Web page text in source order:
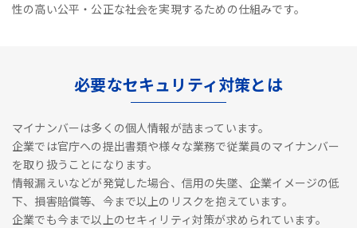
性の高い公平・公正な社会を実現するための仕組みです。
必要なセキュリティ対策とは
マイナンバーは多くの個人情報が詰まっています。
企業では官庁への提出書類や様々な業務で従業員のマイナンバー
を取り扱うことになります。
情報漏えいなどが発覚した場合、信用の失墜、企業イメージの低
下、損害賠償等、今まで以上のリスクを抱えています。
企業でも今まで以上のセキィリティ対策が求められています。